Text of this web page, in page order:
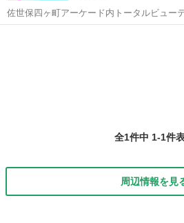
佐世保四ヶ町アーケード内トータルビュー
て、ネイルレッスンを行っております(^ー^)★ JNECネイリスト検
全1件中 1-1件
周辺情報を見